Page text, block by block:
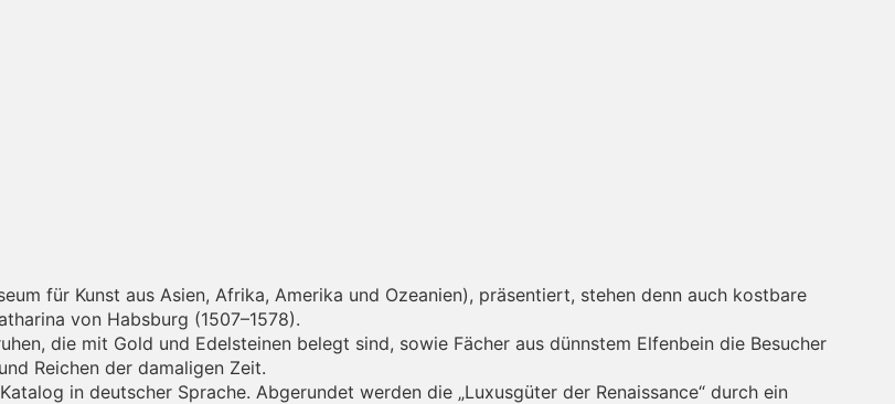
für Kunst aus Asien, Afrika, Amerika und Ozeanien), präsentiert, stehen denn auch kostbare
von Habsburg (1507–1578).
die mit Gold und Edelsteinen belegt sind, sowie Fächer aus dünnstem Elfenbein die Besucher
Reichen der damaligen Zeit.
in deutscher Sprache. Abgerundet werden die „Luxusgüter der Renaissance“ durch ein